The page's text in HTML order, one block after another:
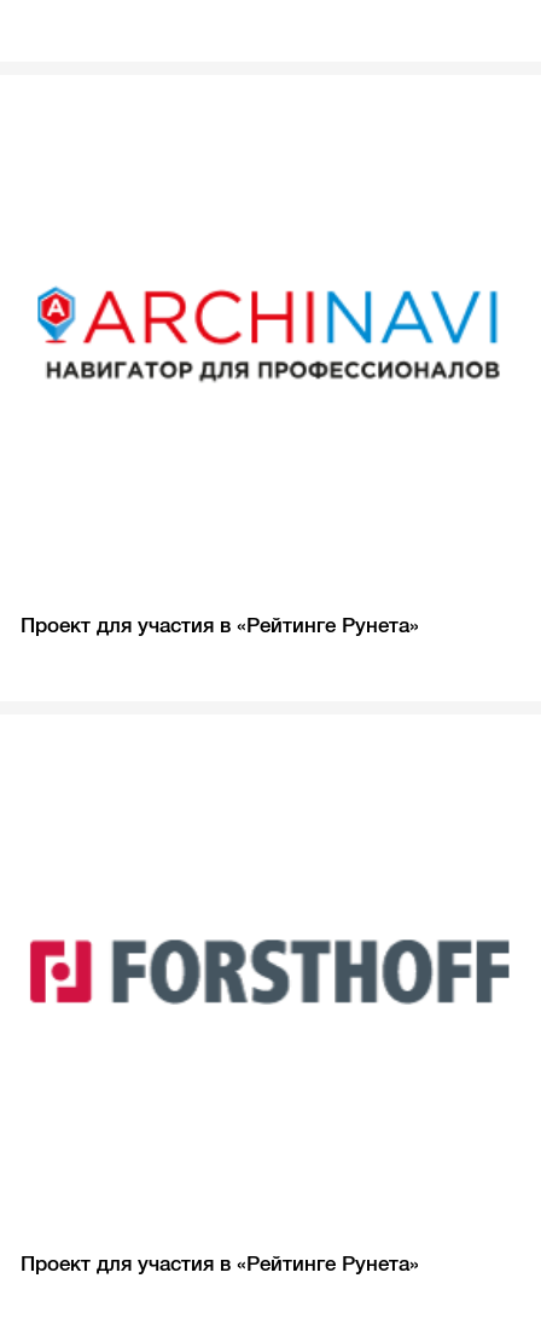
Проект для участия в «Рейтинге Рунета»
Проект для участия в «Рейтинге Рунета»